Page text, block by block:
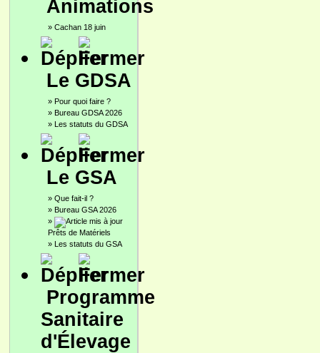
Animations
» Cachan 18 juin
Le GDSA
» Pour quoi faire ?
» Bureau GDSA 2026
» Les statuts du GDSA
Le GSA
» Que fait-il ?
» Bureau GSA 2026
»
Prêts de Matériels
» Les statuts du GSA
Programme
Sanitaire
d'Élevage